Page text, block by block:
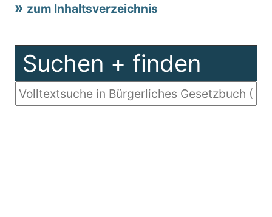
zum Inhaltsverzeichnis
Suchen + finden